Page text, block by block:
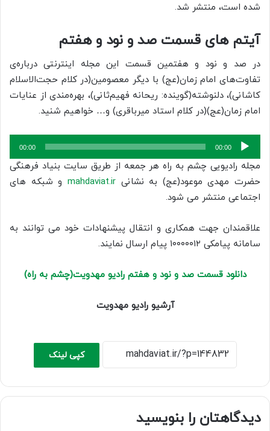
شده است، منتشر شد.
آیتم های قسمت صد و نود و هفتم
در صد و نود و هفتمین قسمت این مجله اینترنتی درباره‌ی
تفاوت‌های امام زمان(عج) با دیگر معصومین(در کلام حجت‌الاسلام
کاشانی)، دلنوشته‌(گوینده: ریحانه فهیم‌ثانی)، بهره‌مندی از عنایات
امام زمان(عج)(در کلام استاد میرباقری) و… خواهیم شنید.
پخش‌کننده
صوت
00:00
00:00
مجله رادیویی چشم به راه هر جمعه از طریق سایت بنیاد فرهنگی
حضرت مهدی موعود(عج) به نشانیmahdaviat.ir و شبکه های
اجتماعی منتشر می شود.
علاقمندان جهت همکاری و انتقال پیشنهادات خود می توانند به
سامانه پیامکی ۱۰۰۰۰۰۱۲ پیام ارسال نمایند.
دانلود قسمت صد و نود و هفتم رادیو مهدویت(چشم به راه)
آرشیو رادیو مهدویت
کپی لینک
دیدگاهتان را بنویسید